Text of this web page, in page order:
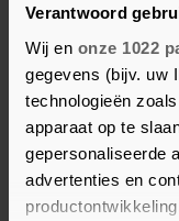
Verantwoord
Wij en onze 1022
gegevens (bijv. uw
technologieën
apparaat op te
gepersonaliseerde
advertenties en